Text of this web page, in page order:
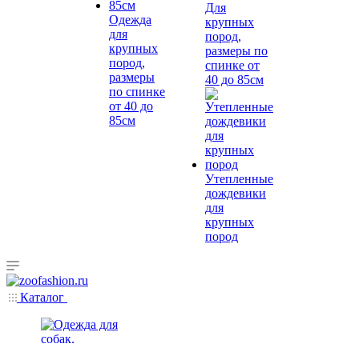
Одежда
для
крупных
пород,
размеры
по спинке
от 40 до
85см
Для
крупных
пород,
размеры по
спинке от
40 до 85см
Утепленные
дождевики
для
крупных
пород
Каталог